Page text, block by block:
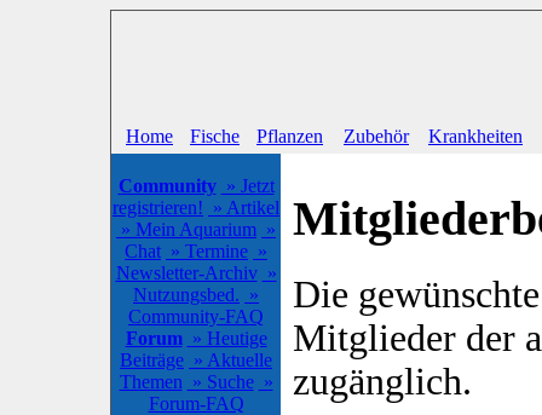
Home Fische Pflanzen Zubehör Krankheiten
Community » Jetzt
registrieren! » Artikel
» Mein Aquarium »
Chat » Termine »
Newsletter-Archiv »
Nutzungsbed. »
Community-FAQ
Forum » Heutige
Beiträge » Aktuelle
Themen » Suche »
Forum-FAQ
Die
Mitglieder der
zugänglich.